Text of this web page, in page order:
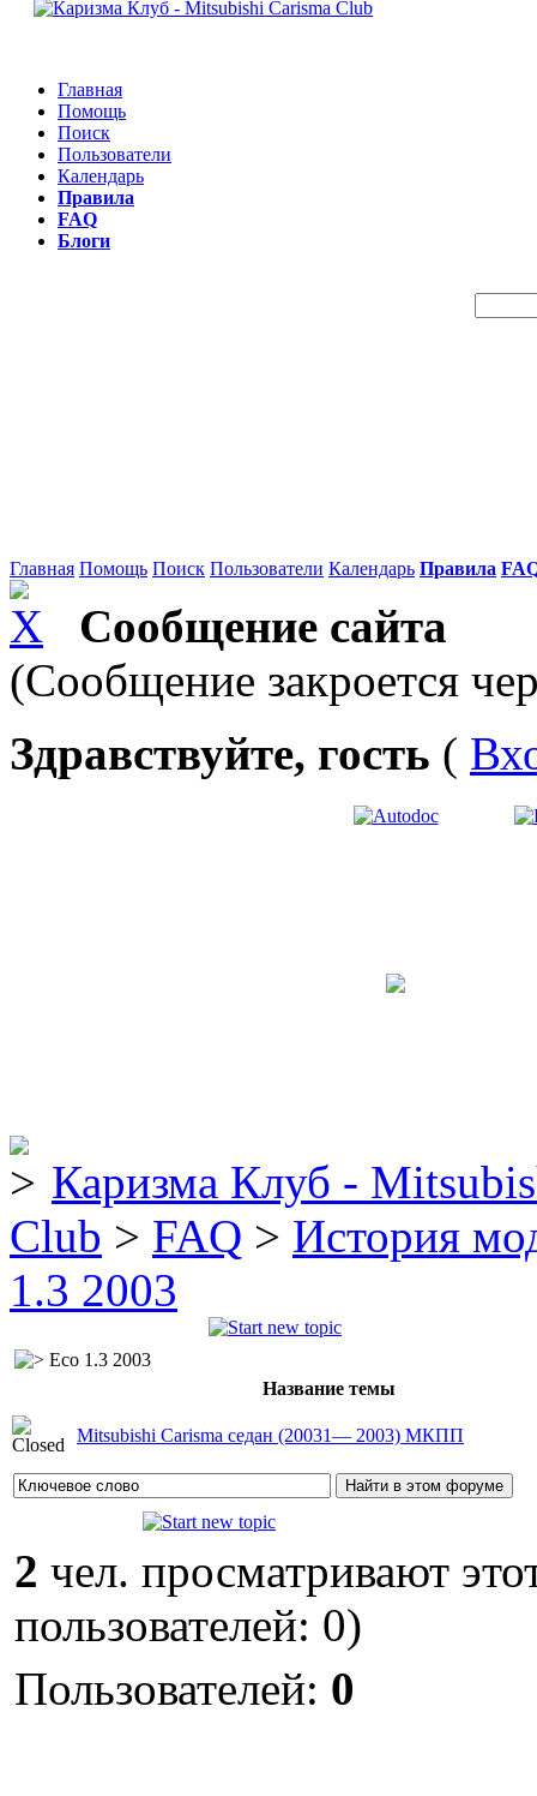
Главная
Помощь
Поиск
Пользователи
Календарь
Правила
FAQ
Блоги
Главная Помощь Поиск Пользователи Календарь Правила
Сообщение сайта
(Сообщение закроется
Здравствуйте, гость (
Каризма Клуб -
Club > FAQ > История
1.3 2003
Eco 1.3 2003
Название темы
Mitsubishi Carisma седан (20031— 2003) МКПП
2 чел. просматривают
пользователей: 0)
Пользователей: 0